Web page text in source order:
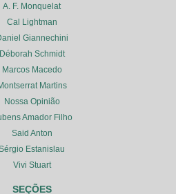
A. F. Monquelat
Cal Lightman
Giannechini
Déborah Schmidt
Marcos Macedo
Martins
Nossa Opinião
Amador Filho
Said Anton
Estanislau
Vivi Stuart
SEÇÕES